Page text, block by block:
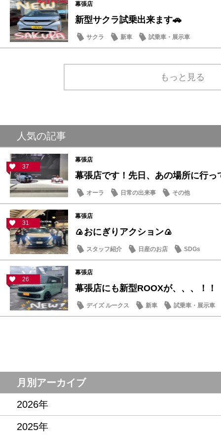
幕張店
新型サクラ試乗出来ます🚗
サクラ 新車 試乗車・展示車
もっと見る
人気の記事
37
幕張店
幕張店です！先日、あの場所に行っ
オーラ 日常の出来事 その他
31
幕張店
🍙おにぎりアクション🍙
スタッフ紹介 日産のお店 SDGs
26
幕張店
幕張店にも新型ROOXが、、、！！
デイズ ルークス 新車 試乗車・展示車
月別アーカイブ
2026年
2025年